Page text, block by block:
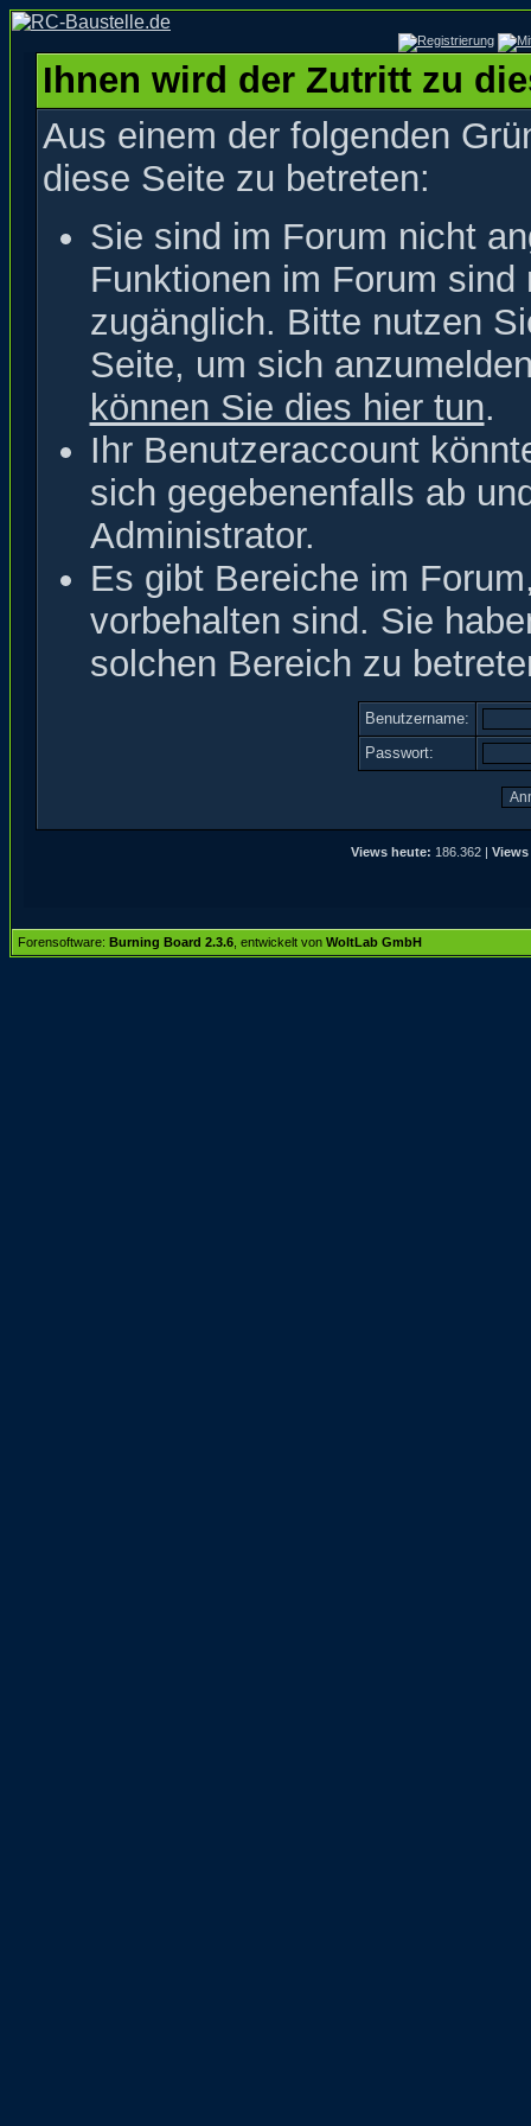
Ihnen wird der Zutritt zu
Aus einem der folgenden
diese Seite zu betreten:
Sie sind im Forum nicht
Funktionen im Forum
zugänglich. Bitte nutzen
Seite, um sich
können Sie dies hier tun.
Ihr Benutzeraccount
sich gegebenenfalls ab
Administrator.
Es gibt Bereiche im
vorbehalten sind. Sie
solchen Bereich zu
Benutzername:
Passwort:
Views heute: 186.362 |
Forensoftware: Burning Board 2.3.6 , entwickelt von WoltLab GmbH